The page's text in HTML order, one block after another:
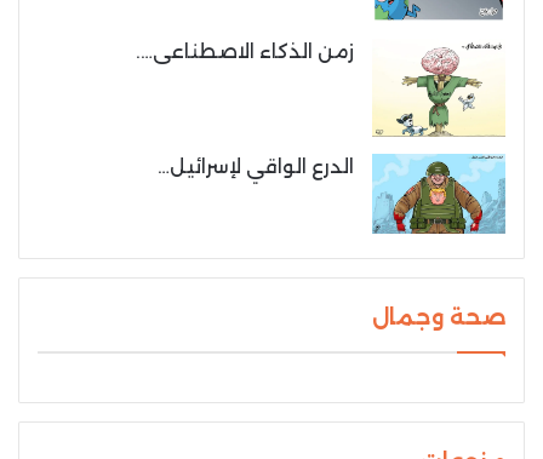
زمن الذكاء الاصطناعى….
الدرع الواقي لإسرائيل…
صحة وجمال